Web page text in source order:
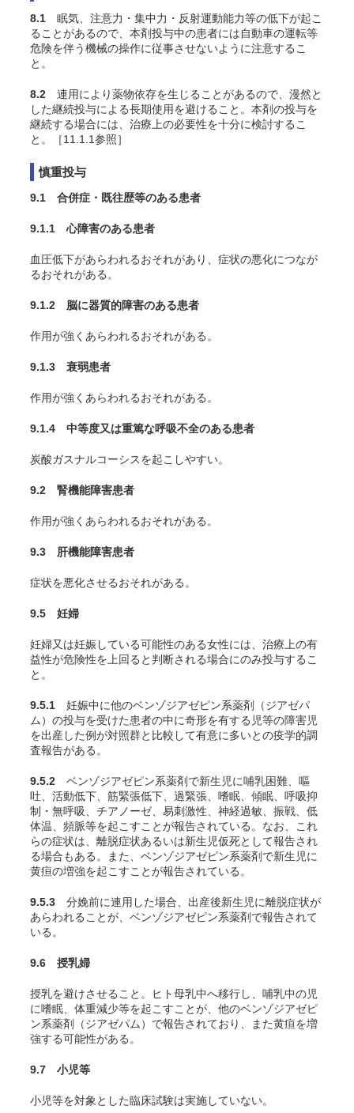
8.1 眠気、注意力・集中力・反射運動能力等の低下が起こ
ることがあるので、本剤投与中の患者には自動車の運転等
危険を伴う機械の操作に従事させないように注意するこ
と。
8.2 連用により薬物依存を生じることがあるので、漫然と
した継続投与による長期使用を避けること。本剤の投与を
継続する場合には、治療上の必要性を十分に検討するこ
と。［11.1.1参照］
慎重投与
9.1 合併症・既往歴等のある患者
9.1.1 心障害のある患者
血圧低下があらわれるおそれがあり、症状の悪化につなが
るおそれがある。
9.1.2 脳に器質的障害のある患者
作用が強くあらわれるおそれがある。
9.1.3 衰弱患者
作用が強くあらわれるおそれがある。
9.1.4 中等度又は重篤な呼吸不全のある患者
炭酸ガスナルコーシスを起こしやすい。
9.2 腎機能障害患者
作用が強くあらわれるおそれがある。
9.3 肝機能障害患者
症状を悪化させるおそれがある。
9.5 妊婦
妊婦又は妊娠している可能性のある女性には、治療上の有
益性が危険性を上回ると判断される場合にのみ投与するこ
と。
9.5.1 妊娠中に他のベンゾジアゼピン系薬剤（ジアゼパ
ム）の投与を受けた患者の中に奇形を有する児等の障害児
を出産した例が対照群と比較して有意に多いとの疫学的調
査報告がある。
9.5.2 ベンゾジアゼピン系薬剤で新生児に哺乳困難、嘔
吐、活動低下、筋緊張低下、過緊張、嗜眠、傾眠、呼吸抑
制・無呼吸、チアノーゼ、易刺激性、神経過敏、振戦、低
体温、頻脈等を起こすことが報告されている。なお、これ
らの症状は、離脱症状あるいは新生児仮死として報告され
る場合もある。また、ベンゾジアゼピン系薬剤で新生児に
黄疸の増強を起こすことが報告されている。
9.5.3 分娩前に連用した場合、出産後新生児に離脱症状が
あらわれることが、ベンゾジアゼピン系薬剤で報告されて
いる。
9.6 授乳婦
授乳を避けさせること。ヒト母乳中へ移行し、哺乳中の児
に嗜眠、体重減少等を起こすことが、他のベンゾジアゼピ
ン系薬剤（ジアゼパム）で報告されており、また黄疸を増
強する可能性がある。
9.7 小児等
小児等を対象とした臨床試験は実施していない。